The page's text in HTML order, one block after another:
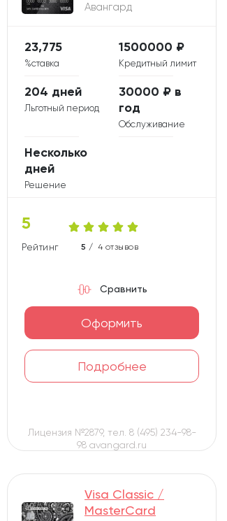
Авангард
5
Рейтинг карты5 / 4 отзывов
%ставка
23,775
Кредитный лимит
1500000 ₽
Льготный период
204 дней
Обслуживание
30000 ₽ в
год
Решение
Несколько
дней
Оформить
Подробнее
Сравнить
Лицензия №2879, тел. 8 (495) 234-98-
98 avangard.ru
Visa Classic /
MasterCard